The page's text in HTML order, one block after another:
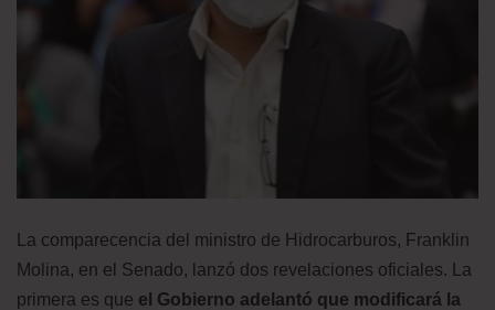
La comparecencia del ministro de Hidrocarburos, Franklin
Molina, en el Senado, lanzó dos revelaciones oficiales. La
primera es que el Gobierno adelantó que modificará la